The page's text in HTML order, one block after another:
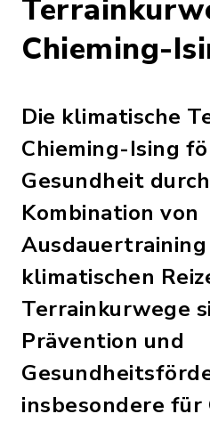
Chieming-
Die klimatische
Chieming-Ising
Gesundheit
Kombination von
Ausdauertraining
klimatischen
Terrainkurwege
Prävention und
insbesondere für